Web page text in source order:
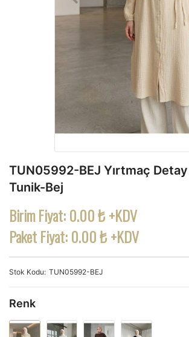
TUN05992-BEJ Yırtmaç
Tunik-Bej
Birim Fiyat:0.00 ₺ +KDV
Paket Fiyat:0.00 ₺ +KDV
Stok Kodu TUN05992-BEJ
Renk